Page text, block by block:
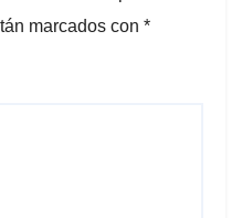
marcados con *